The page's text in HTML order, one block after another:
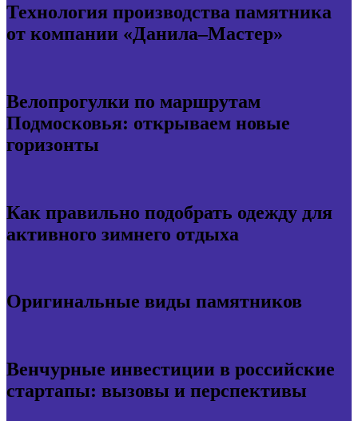
Технология производства памятника
от компании «Данила–Мастер»
Велопрогулки по маршрутам
Подмосковья: открываем новые
горизонты
Как правильно подобрать одежду для
активного зимнего отдыха
Оригинальные виды памятников
Венчурные инвестиции в российские
стартапы: вызовы и перспективы